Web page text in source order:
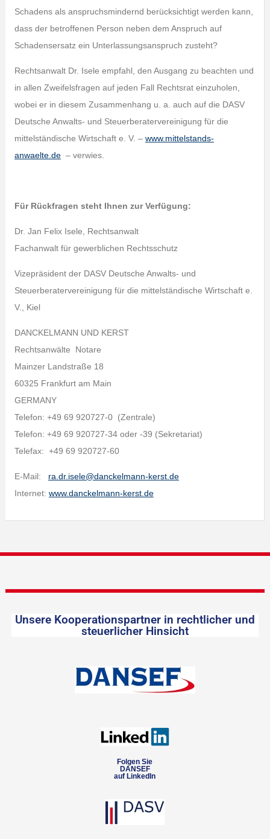
Schadens als anspruchsmindernd berücksichtigt werden kann,
dass der betroffenen Person neben dem Anspruch auf
Schadensersatz ein Unterlassungsanspruch zusteht?
Rechtsanwalt Dr. Isele empfahl, den Ausgang zu beachten und
in allen Zweifelsfragen auf jeden Fall Rechtsrat einzuholen,
wobei er in diesem Zusammenhang u. a. auch auf die DASV
Deutsche Anwalts- und Steuerberatervereinigung für die
mittelständische Wirtschaft e. V. – www.mittelstands-
anwaelte.de– verwies.
Für Rückfragen steht Ihnen zur Verfügung:
Dr. Jan Felix Isele, Rechtsanwalt
Fachanwalt für gewerblichen Rechtsschutz
Vizepräsident der DASV Deutsche Anwalts- und
Steuerberatervereinigung für die mittelständische Wirtschaft e.
V., Kiel
DANCKELMANN UND KERST
Rechtsanwälte Notare
Mainzer Landstraße 18
60325 Frankfurt am Main
GERMANY
Telefon: +49 69 920727-0 (Zentrale)
Telefon: +49 69 920727-34 oder -39 (Sekretariat)
Telefax: +49 69 920727-60
E-Mail: ra.dr.isele@danckelmann-kerst.de
Internet: www.danckelmann-kerst.de
Unsere Kooperationspartner in rechtlicher und
steuerlicher Hinsicht
Folgen Sie
DANSEF
auf LinkedIn